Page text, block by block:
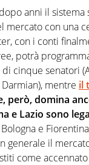
anni il
mercato con una
con i conti
potrà
cinque senatori
mentre il
però, domina
e Lazio sono
Bologna e
generale il
come